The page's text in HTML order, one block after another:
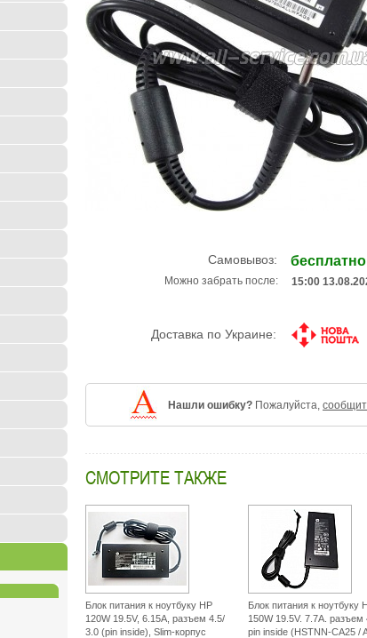
Самовывоз: бесплатно
Можно забрать после: 15:00
Доставка по Украине:
Нашли ошибку? Пожалуйста,
СМОТРИТЕ ТАКЖЕ
Блок питания к ноутбуку HP
120W 19.5V, 6.15A, разъем 4.5/
3.0 (pin inside), Slim-корпус
Блок питания к ноутбуку
150W 19.5V. 7.7A. разъем
pin inside (HSTNN-CA25 /